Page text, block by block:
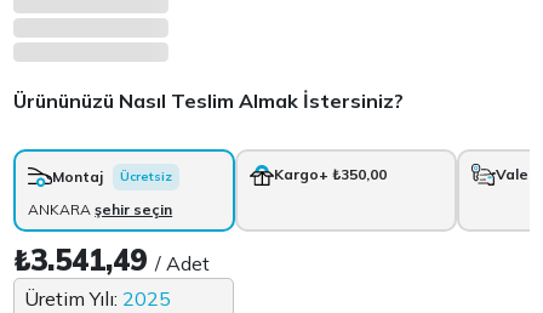
Ürününüzü Nasıl Teslim Almak İstersiniz?
Montaj Ücretsiz
ANKARAşehir seçin
Kargo+ ₺350,00 Vale
₺3.541,49/ Adet
Üretim Yılı: 2025